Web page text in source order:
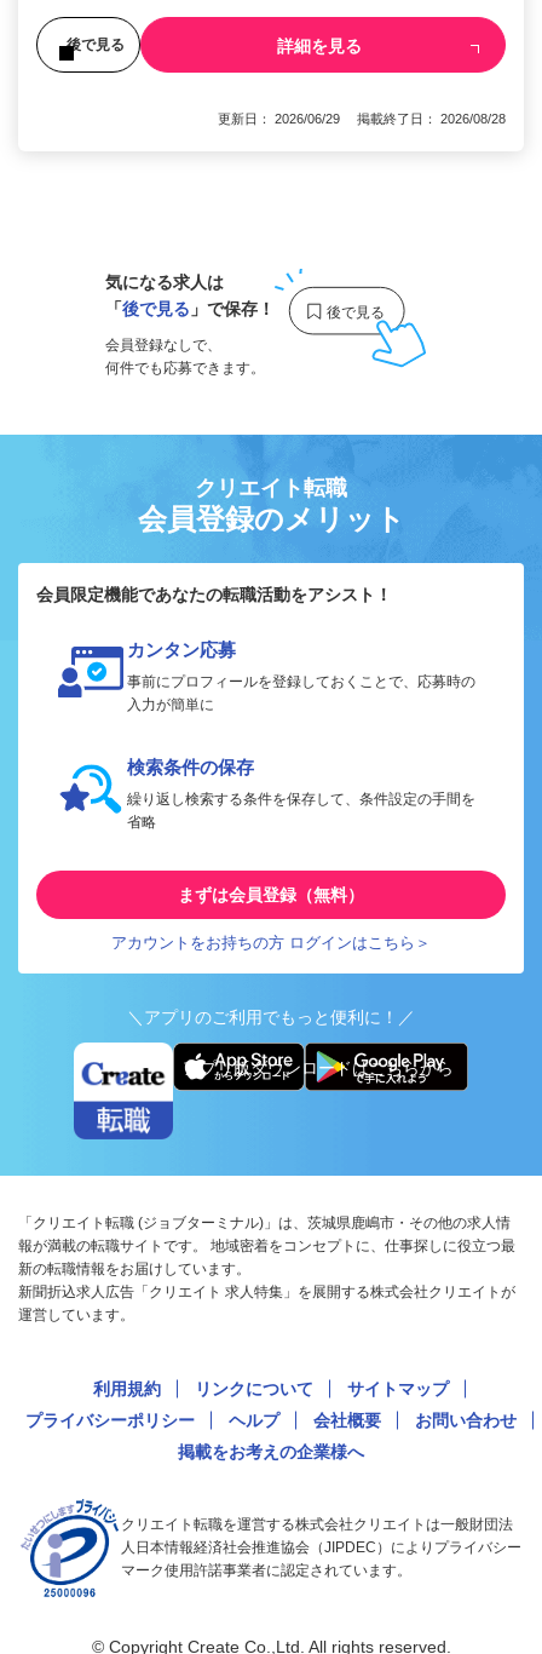
後で見る 詳細を見る
更新日： 2026/06/29 掲載終了日： 2026/08/28
気になる求人は
「後で見る 」で保存！
会員登録なしで、
何件でも応募できます。
クリエイト転職
会員登録のメリット
会員限定機能であなたの転職活動をアシスト！
カンタン応募
事前にプロフィールを登録しておくことで、応募時の
入力が簡単に
検索条件の保存
繰り返し検索する条件を保存して、条件設定の手間を
省略
まずは会員登録（無料）
アカウントをお持ちの方 ログインはこちら＞
＼アプリのご利用でもっと便利に！／
アプリ版ダウンロードはこちらから
「クリエイト転職 (ジョブターミナル)」は、茨城県鹿嶋市・その他の求人情
報が満載の転職サイトです。 地域密着をコンセプトに、仕事探しに役立つ最
新の転職情報をお届けしています。
新聞折込求人広告「クリエイト 求人特集」を展開する株式会社クリエイトが
運営しています。
利用規約 リンクについて
サイトマップ
プライバシーポリシー
ヘルプ 会社概要
お問い合わせ
掲載をお考えの企業様へ
クリエイト転職を運営する株式会社クリエイトは一般財団法
人日本情報経済社会推進協会（JIPDEC）によりプライバシー
マーク使用許諾事業者に認定されています。
© Copyright Create Co.,Ltd. All rights reserved.